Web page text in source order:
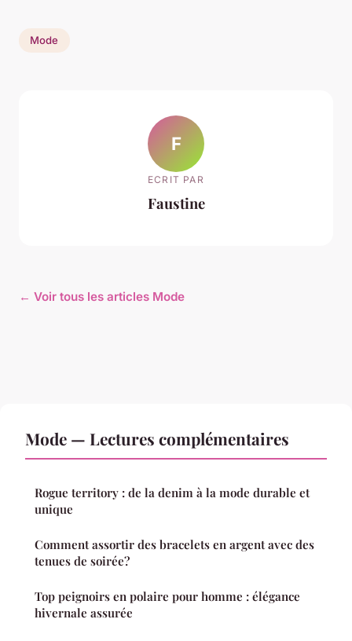
Mode
F
ECRIT PAR
Faustine
← Voir tous les articles Mode
Mode — Lectures complémentaires
Rogue territory : de la denim à la mode durable et
unique
Comment assortir des bracelets en argent avec des
tenues de soirée?
Top peignoirs en polaire pour homme : élégance
hivernale assurée